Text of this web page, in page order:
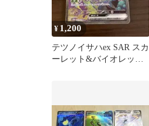
¥ 1,200
テツノイサハex SAR スカ
ーレット&バイオレット